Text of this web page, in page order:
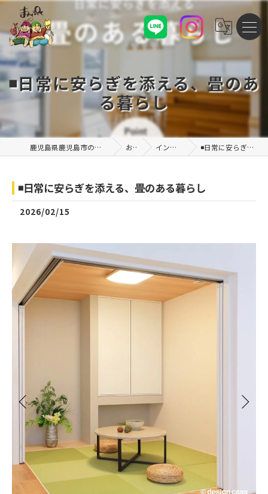
◾️日常に安らぎを添える、畳のあ
る暮らし
鹿児島県鹿児島市の注文住宅なら株式会社まんぷくハウス お知らせ インスタグラム投稿 ◾️日常に安らぎを添える、畳のある暮らし
◾️日常に安らぎを添える、畳のある暮らし
2026/02/15